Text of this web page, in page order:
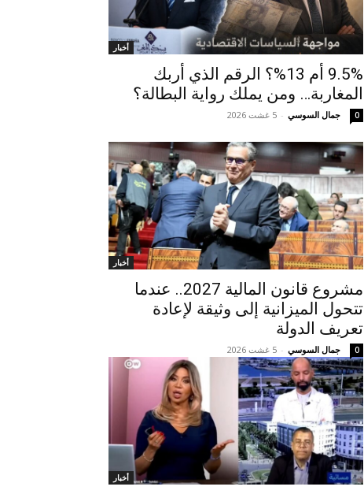
أخبار
9.5% أم 13%؟ الرقم الذي أربك
المغاربة… ومن يملك رواية البطالة؟
جمال السوسي - 5 غشت 2026 0
أخبار
مشروع قانون المالية 2027.. عندما
تتحول الميزانية إلى وثيقة لإعادة
تعريف الدولة
جمال السوسي - 5 غشت 2026 0
أخبار